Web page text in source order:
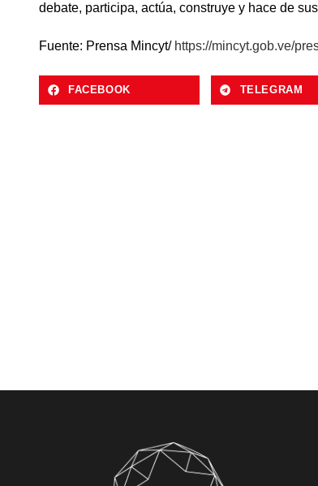
debate, participa, actúa, construye y hace de
Fuente: Prensa Mincyt/ https://mincyt.gob.ve/
FACEBOOK TELEGRAM